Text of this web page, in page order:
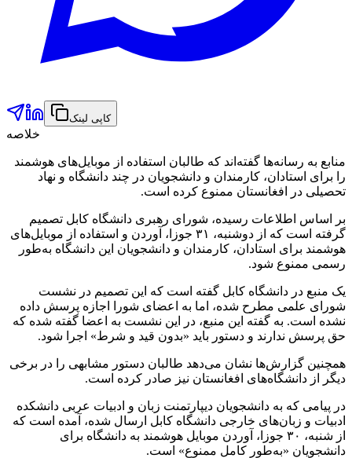
کاپی لینک
خلاصه
منابع به رسانه‌ها گفته‌اند که طالبان استفاده از موبایل‌های هوشمند
را برای استادان، کارمندان و دانشجویان در چند دانشگاه و نهاد
تحصیلی در افغانستان ممنوع کرده است.
بر اساس اطلاعات رسیده، شورای رهبری دانشگاه کابل تصمیم
گرفته است که از دوشنبه، ۳۱ جوزا، آوردن و استفاده از موبایل‌های
هوشمند برای استادان، کارمندان و دانشجویان این دانشگاه به‌طور
رسمی ممنوع شود.
یک منبع در دانشگاه کابل گفته است که این تصمیم در نشست
شورای علمی مطرح شده، اما به اعضای شورا اجازه پرسش داده
نشده است. به گفته این منبع، در این نشست به اعضا گفته شده که
حق پرسش ندارند و دستور باید «بدون قید و شرط» اجرا شود.
همچنین گزارش‌ها نشان می‌دهد طالبان دستور مشابهی را در برخی
دیگر از دانشگاه‌های افغانستان نیز صادر کرده است.
در پیامی که به دانشجویان دیپارتمنت زبان و ادبیات عربی دانشکده
ادبیات و زبان‌های خارجی دانشگاه کابل ارسال شده، آمده است که
از شنبه، ۳۰ جوزا، آوردن موبایل هوشمند به دانشگاه برای
دانشجویان «به‌طور کامل ممنوع» است.